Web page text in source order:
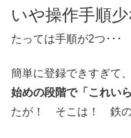
いや操作手順少
たっては手順が2つ･･･
簡単に登録できすぎて
始めの段階で「これい
たが！ そこは！ 鉄の